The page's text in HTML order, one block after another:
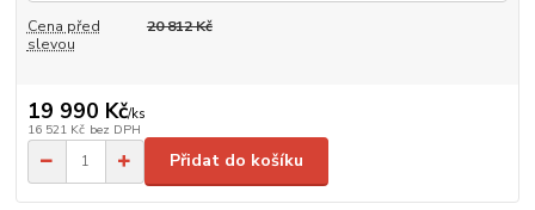
Cena před
slevou
20 812 Kč
19 990 Kč/ks
16 521 Kč bez DPH
Přidat do košíku